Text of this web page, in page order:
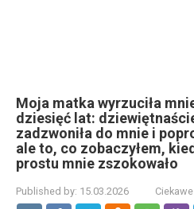
Moja matka wyrzuciła
dziesięć lat:
zadzwoniła do mnie i
ale to, co zobaczyłem,
prostu mnie zszokowało
Published by: 15.03.2026